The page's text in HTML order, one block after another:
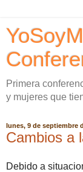
Primera
y mujeres que
lunes, 9 de septiembre
Cambios a
Debido a